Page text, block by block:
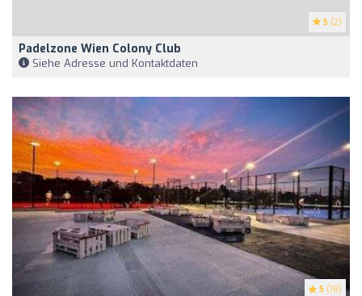
5 (2)
Padelzone Wien Colony Club
Siehe Adresse und Kontaktdaten
5 (18)